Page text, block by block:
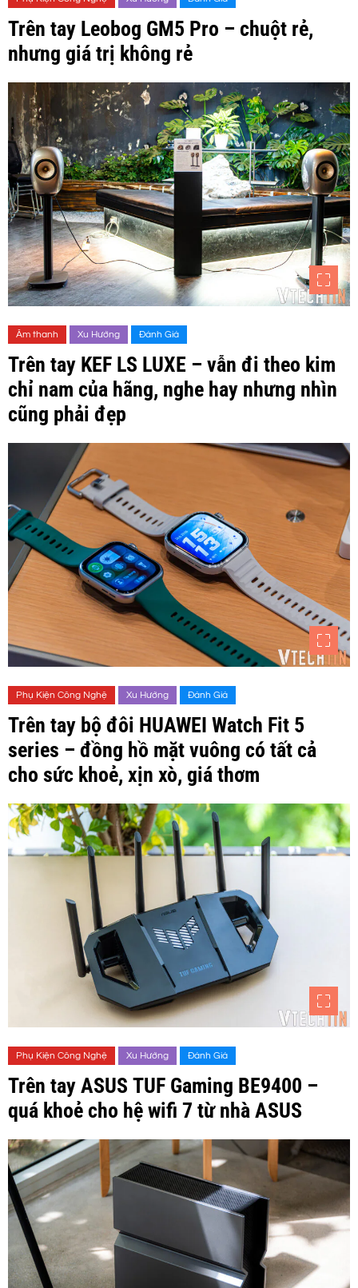
Trên tay Leobog GM5 Pro – chuột rẻ,
nhưng giá trị không rẻ
Âm thanh Xu Hướng Đánh Giá
Trên tay KEF LS LUXE – vẫn đi theo kim
chỉ nam của hãng, nghe hay nhưng nhìn
cũng phải đẹp
Phụ Kiện Công Nghệ Xu Hướng Đánh Giá
Trên tay bộ đôi HUAWEI Watch Fit 5
series – đồng hồ mặt vuông có tất cả
cho sức khoẻ, xịn xò, giá thơm
Phụ Kiện Công Nghệ Xu Hướng Đánh Giá
Trên tay ASUS TUF Gaming BE9400 –
quá khoẻ cho hệ wifi 7 từ nhà ASUS